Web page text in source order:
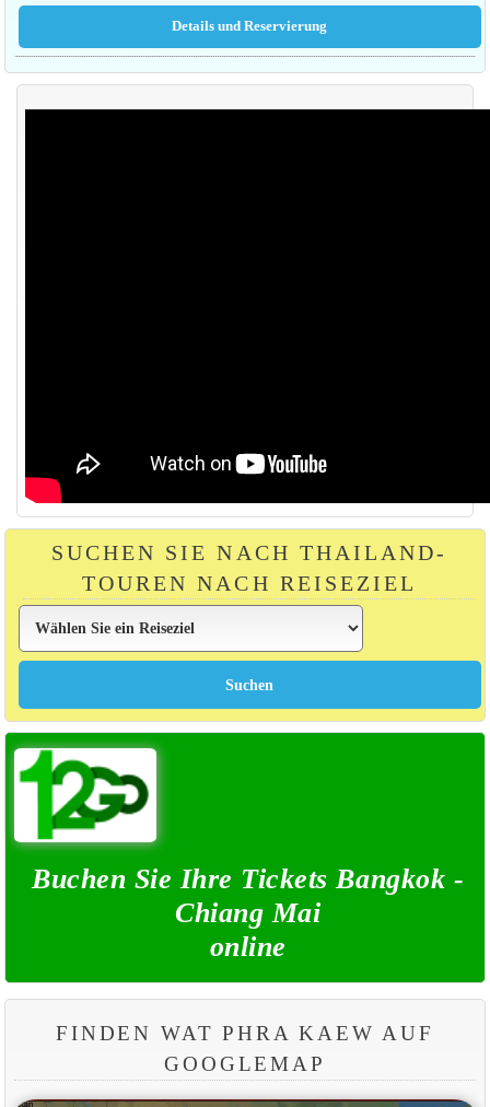
SUCHEN SIE NACH THAILAND-
TOUREN NACH REISEZIEL
Buchen Sie Ihre Tickets Bangkok -
Chiang Mai
online
FINDEN WAT PHRA KAEW AUF
GOOGLEMAP